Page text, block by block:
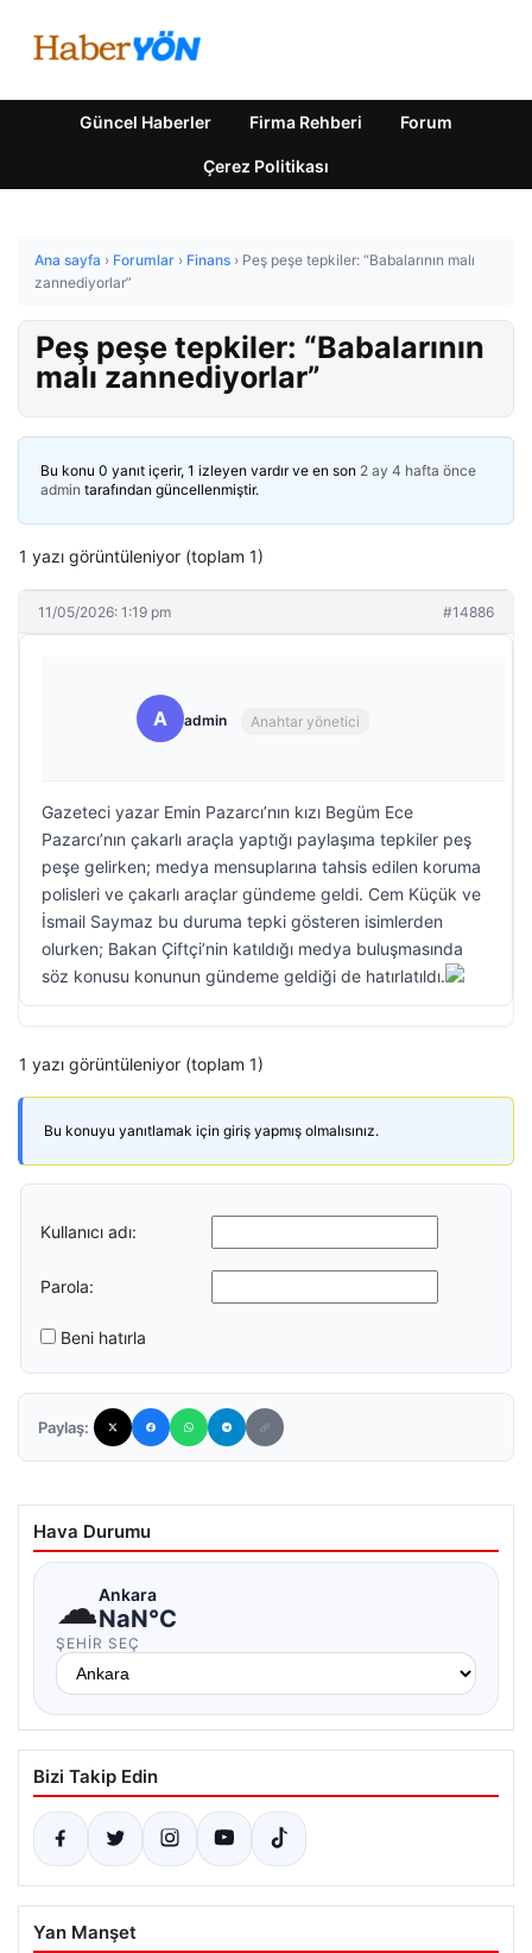
Güncel Haberler Firma Rehberi Forum
Çerez Politikası
Ana sayfa › Forumlar › Finans › Peş peşe tepkiler: “Babalarının malı
zannediyorlar”
Peş peşe tepkiler: “Babalarının
malı zannediyorlar”
Bu konu 0 yanıt içerir, 1 izleyen vardır ve en son 2 ay 4 hafta önce
admin tarafından güncellenmiştir.
1 yazı görüntüleniyor (toplam 1)
11/05/2026: 1:19 pm #14886
A admin Anahtar yönetici
Gazeteci yazar Emin Pazarcı’nın kızı Begüm Ece
Pazarcı’nın çakarlı araçla yaptığı paylaşıma tepkiler peş
peşe gelirken; medya mensuplarına tahsis edilen koruma
polisleri ve çakarlı araçlar gündeme geldi. Cem Küçük ve
İsmail Saymaz bu duruma tepki gösteren isimlerden
olurken; Bakan Çiftçi’nin katıldığı medya buluşmasında
söz konusu konunun gündeme geldiği de hatırlatıldı.
1 yazı görüntüleniyor (toplam 1)
Bu konuyu yanıtlamak için giriş yapmış olmalısınız.
Kullanıcı adı:
Parola:
Beni hatırla
Paylaş:
Hava Durumu
☁Ankara
NaN°C
ŞEHIR SEÇ
Bizi Takip Edin
Yan Manşet